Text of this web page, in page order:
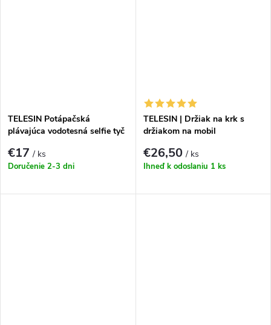
TELESIN Potápačská
plávajúca vodotesná selfie tyč
€17/ ks
Doručenie 2-3 dni
TELESIN | Držiak na krk s
držiakom na mobil
€26,50/ ks
Ihneď k odoslaniu 1 ks